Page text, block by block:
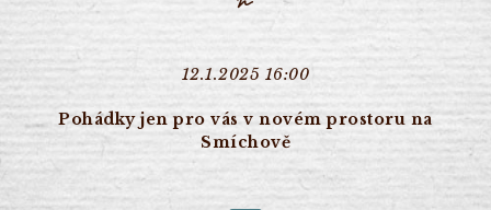
12.1.2025 16:00
Pohádky jen pro vás v novém prostoru na
Smíchově